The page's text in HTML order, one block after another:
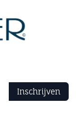
Inschrijven